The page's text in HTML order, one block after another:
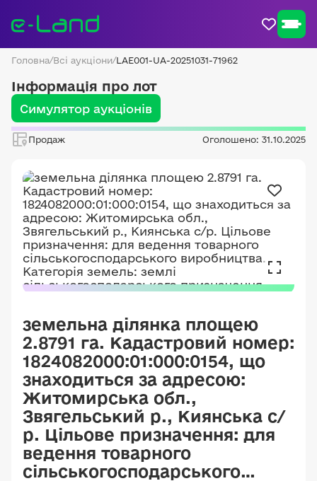
Головна/Всі аукціони/LAE001-UA-20251031-71962
Інформація про лот
Симулятор аукціонів
Продаж Оголошено: 31.10.2025
земельна ділянка площею
2.8791 га. Кадастровий номер:
1824082000:01:000:0154, що
знаходиться за адресою:
Житомирська обл.,
Звягельський р., Киянська с/
р. Цільове призначення: для
ведення товарного
сільськогосподарського